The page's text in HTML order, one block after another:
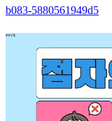
b083-5880561949d5